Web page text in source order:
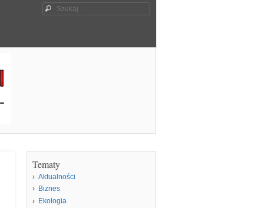
Szukaj
Tematy
Aktualności
Biznes
Ekologia